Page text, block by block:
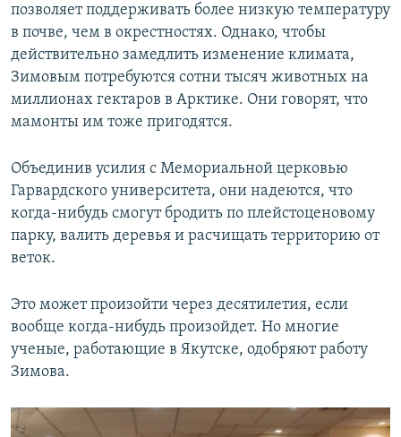
позволяет поддерживать более низкую температуру
в почве, чем в окрестностях. Однако, чтобы
действительно замедлить изменение климата,
Зимовым потребуются сотни тысяч животных на
миллионах гектаров в Арктике. Они говорят, что
мамонты им тоже пригодятся.
Объединив усилия с Мемориальной церковью
Гарвардского университета, они надеются, что
когда-нибудь смогут бродить по плейстоценовому
парку, валить деревья и расчищать территорию от
веток.
Это может произойти через десятилетия, если
вообще когда-нибудь произойдет. Но многие
ученые, работающие в Якутске, одобряют работу
Зимова.